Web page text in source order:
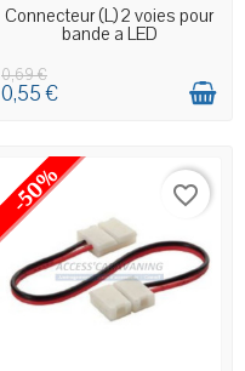
EN STOCK MAGASIN
Connecteur (L) 2 voies pour
bande a LED
0,69 €
0,55 €
-50% favorite_border